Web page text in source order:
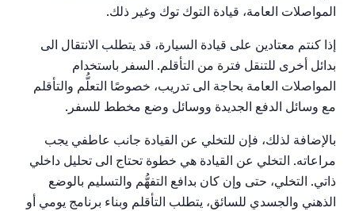
المواصلات العامة، قيادة التوك توك وغير ذلك.
إذا كنتم معتادين على قيادة السيارة، قد يتطلب الانتقال الى
بدائل أخرى للتنقل فترة من التأقلم. السفر باستخدام
المواصلات العامة بحاجة الى تدريب، خصوصًا التعلُّم والتأقلم
مع وسائل الدفع الجديدة ووسائل وضع مخطط للسفر.
بالإضافة لذلك، فإن للتخلي عن القيادة جانب عاطفي يجب
مراعاته. التخلي عن القيادة هي خطوة تحتاج الى تحليل داخلي
ذاتي. التخلي، حتى وإن كان بدافع التفهُّم والتسليم بالوضع
الذهني والجسدي للسائق، يتطلب التأقلم وبناء برنامج يومي أو